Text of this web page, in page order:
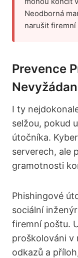
Neodborná
narušit firemní
Prevence
I ty
selžou, pokud
útočníka.
serverech, ale
gramotnosti
Phishingové
sociální
firemní poštu.
proškolováni v
odkazů a